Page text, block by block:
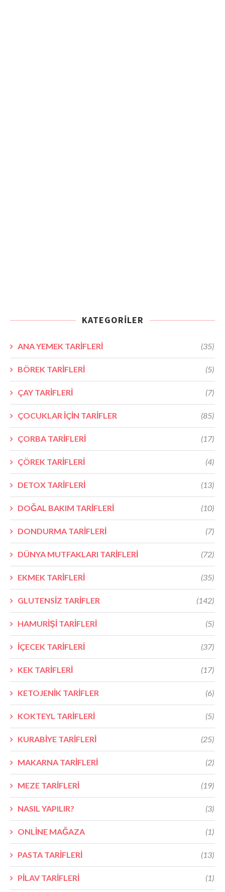
KATEGORILER
ANA YEMEK TARİFLERİ (35)
BÖREK TARİFLERİ (5)
ÇAY TARİFLERİ (7)
ÇOCUKLAR İÇİN TARİFLER (85)
ÇORBA TARİFLERİ (17)
ÇÖREK TARİFLERİ (4)
DETOX TARİFLERİ (13)
DOĞAL BAKIM TARİFLERİ (10)
DONDURMA TARİFLERİ (7)
DÜNYA MUTFAKLARI TARİFLERİ (72)
EKMEK TARİFLERİ (35)
GLUTENSİZ TARİFLER (142)
HAMURİŞİ TARİFLERİ (5)
İÇECEK TARİFLERİ (37)
KEK TARİFLERİ (17)
KETOJENİK TARİFLER (6)
KOKTEYL TARİFLERİ (5)
KURABİYE TARİFLERİ (25)
MAKARNA TARİFLERİ (2)
MEZE TARİFLERİ (19)
NASIL YAPILIR? (3)
ONLİNE MAĞAZA (1)
PASTA TARİFLERİ (13)
PİLAV TARİFLERİ (1)